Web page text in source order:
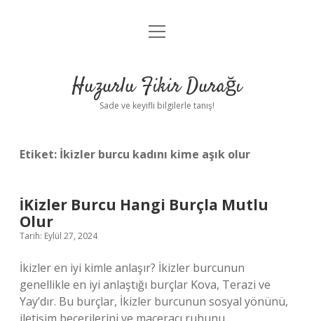
Anasayfa
Yasal Uyarı
menüyü
Huzurlu Fikir Durağı
Sade ve keyifli bilgilerle tanış!
Etiket: İkizler burcu kadını kime aşık olur
İKizler Burcu Hangi Burçla Mutlu
Olur
Tarih: Eylül 27, 2024
İkizler en iyi kimle anlaşır? İkizler burcunun
genellikle en iyi anlaştığı burçlar Kova, Terazi ve
Yay’dır. Bu burçlar, İkizler burcunun sosyal yönünü,